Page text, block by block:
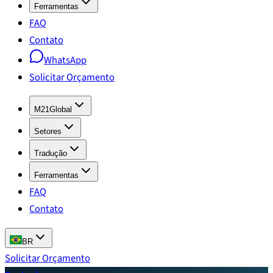
Ferramentas
FAQ
Contato
WhatsApp
Solicitar Orçamento
M21Global
Setores
Tradução
Ferramentas
FAQ
Contato
BR
Solicitar Orçamento